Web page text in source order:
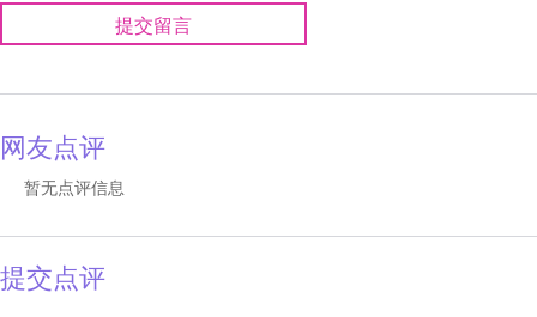
提交留言
网友点评
暂无点评信息
提交点评